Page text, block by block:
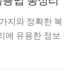
지와 정확한 복
에 유용한 정보